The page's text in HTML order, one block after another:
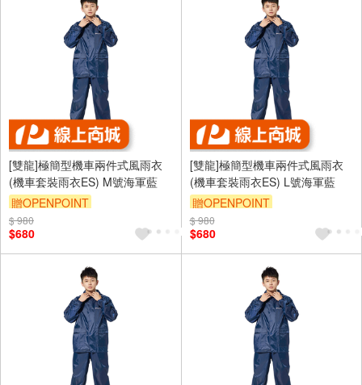
[雙龍]極簡型機車兩件式風雨衣
(機車套裝雨衣ES) M號海軍藍
贈OPENPOINT
$ 980
$680
[雙龍]極簡型機車兩件式風雨衣
(機車套裝雨衣ES) L號海軍藍
贈OPENPOINT
$ 980
$680